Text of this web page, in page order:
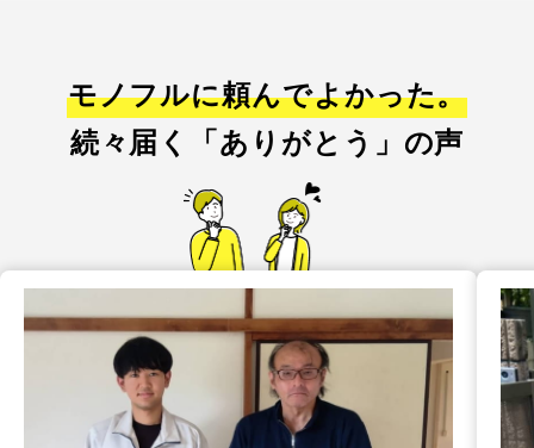
モノフルに頼んでよかった。
続々届く「ありがとう」の声